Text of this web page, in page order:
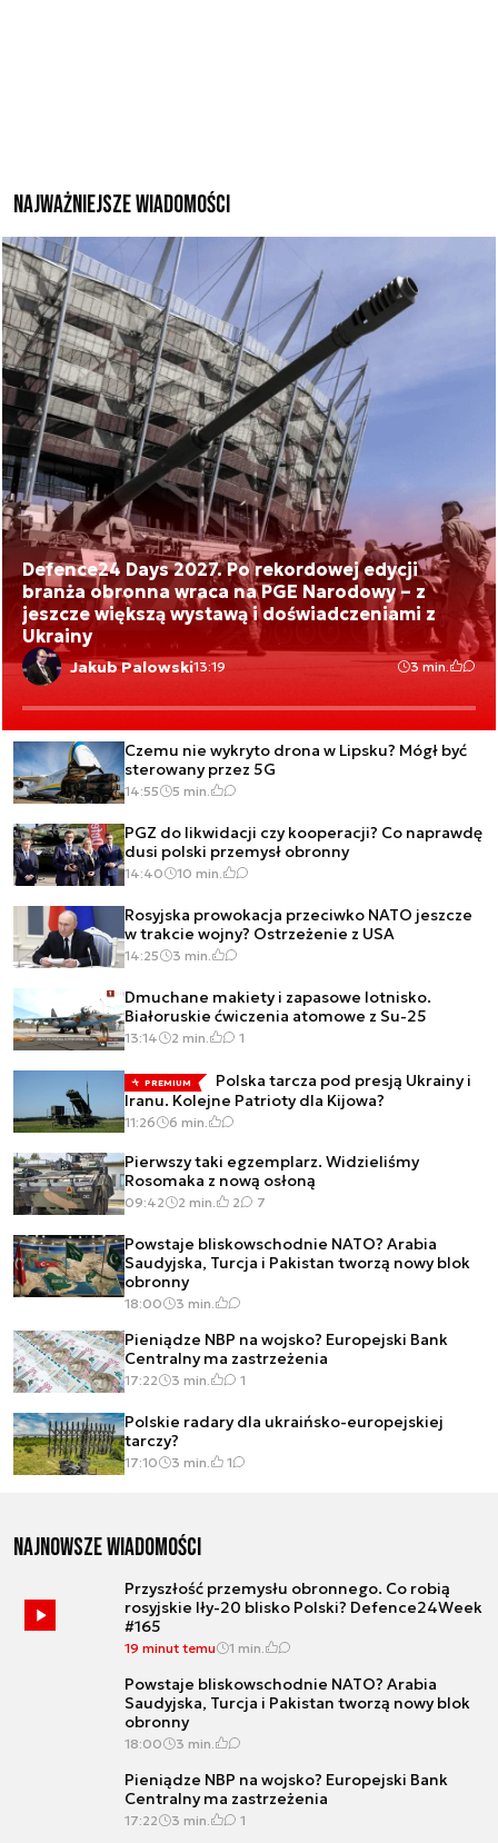
Najważniejsze wiadomości
Defence24 Days 2027. Po rekordowej edycji
branża obronna wraca na PGE Narodowy – z
jeszcze większą wystawą i doświadczeniami z
Ukrainy
Jakub Palowski13:19 3 min.
Czemu nie wykryto drona w Lipsku? Mógł być
sterowany przez 5G
14:55 5 min.
PGZ do likwidacji czy kooperacji? Co naprawdę
dusi polski przemysł obronny
14:40 10 min.
Rosyjska prowokacja przeciwko NATO jeszcze
w trakcie wojny? Ostrzeżenie z USA
14:25 3 min.
Dmuchane makiety i zapasowe lotnisko.
Białoruskie ćwiczenia atomowe z Su-25
13:14 2 min. 1
PREMIUM
Polska tarcza pod presją Ukrainy i
Iranu. Kolejne Patrioty dla Kijowa?
11:26 6 min.
Pierwszy taki egzemplarz. Widzieliśmy
Rosomaka z nową osłoną
09:42 2 min. 2 7
Powstaje bliskowschodnie NATO? Arabia
Saudyjska, Turcja i Pakistan tworzą nowy blok
obronny
18:00 3 min.
Pieniądze NBP na wojsko? Europejski Bank
Centralny ma zastrzeżenia
17:22 3 min. 1
Polskie radary dla ukraińsko-europejskiej
tarczy?
17:10 3 min. 1
Najnowsze wiadomości
Przyszłość przemysłu obronnego. Co robią
rosyjskie Iły-20 blisko Polski? Defence24Week
#165
19 minut temu 1 min.
Powstaje bliskowschodnie NATO? Arabia
Saudyjska, Turcja i Pakistan tworzą nowy blok
obronny
18:00 3 min.
Pieniądze NBP na wojsko? Europejski Bank
Centralny ma zastrzeżenia
17:22 3 min. 1